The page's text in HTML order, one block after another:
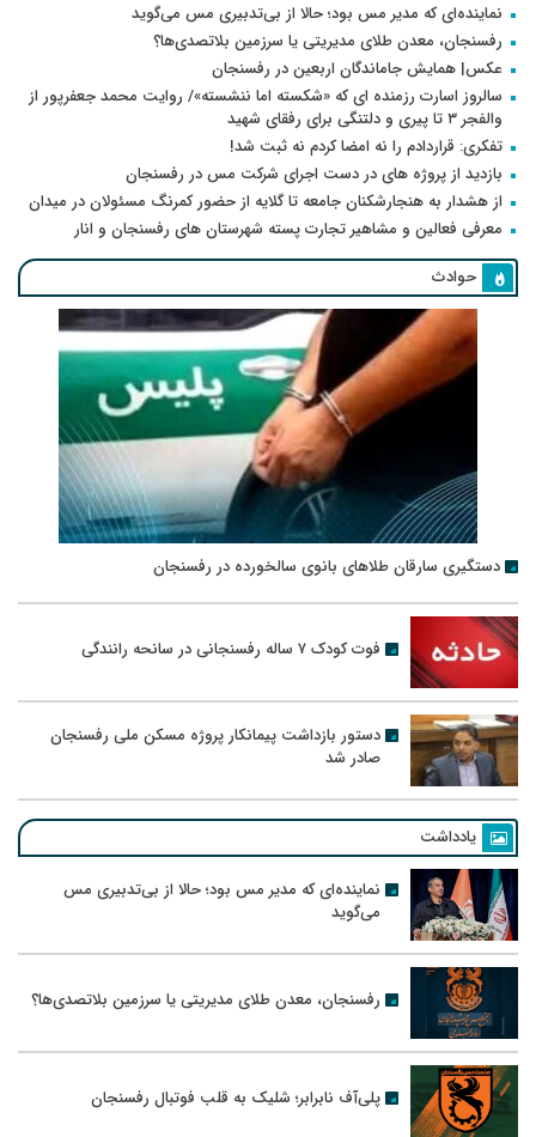
نماینده‌ای که مدیر مس بود؛ حالا از بی‌تدبیری مس می‌گوید
رفسنجان، معدن طلای مدیریتی یا سرزمین بلاتصدی‌ها؟
عکس| همایش جاماندگان اربعین در رفسنجان
سالروز اسارت رزمنده ای که «شکسته اما ننشسته»/ روایت محمد جعفرپور از
والفجر ۳ تا پیری و دلتنگی برای رفقای شهید
تفکری: قراردادم را نه امضا کردم نه ثبت شد!
بازدید از پروژه های در دست اجرای شرکت مس در رفسنجان
از هشدار به هنجارشکنان جامعه تا گلایه از حضور کمرنگ مسئولان در میدان
معرفی فعالین و مشاهیر تجارت پسته شهرستان های رفسنجان و انار
حوادث
دستگیری سارقان طلاهای بانوی سالخورده در رفسنجان
فوت کودک ۷ ساله رفسنجانی در سانحه رانندگی
دستور بازداشت پیمانکار پروژه مسکن ملی رفسنجان
صادر شد
یادداشت
نماینده‌ای که مدیر مس بود؛ حالا از بی‌تدبیری مس
می‌گوید
رفسنجان، معدن طلای مدیریتی یا سرزمین بلاتصدی‌ها؟
پلی‌آف نابرابر؛ شلیک به قلب فوتبال رفسنجان